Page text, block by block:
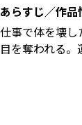
あらすじ／作品
仕事で体を壊し
目を奪われる。